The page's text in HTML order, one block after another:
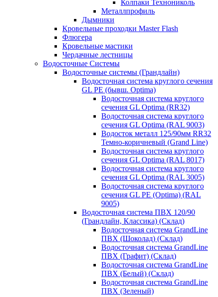
Колпаки Технониколь
Металлпрофиль
Дымники
Кровельные проходки Master Flash
Флюгера
Кровельные мастики
Чердачные лестницы
Водосточные Системы
Водосточные системы (Грандлайн)
Водосточная система круглого сечения
GL PE (бывш. Optima)
Водосточная система круглого
сечения GL Optima (RR32)
Водосточная система круглого
сечения GL Optima (RAL 9003)
Водосток металл 125/90мм RR32
Темно-коричневый (Grand Line)
Водосточная система круглого
сечения GL Optima (RAL 8017)
Водосточная система круглого
сечения GL Optima (RAL 3005)
Водосточная система круглого
сечения GL PE (Optima) (RAL
9005)
Водосточная система ПВХ 120/90
(Грандлайн, Классика) (Склад)
Водосточная система GrandLine
ПВХ (Шоколад) (Склад)
Водосточная система GrandLine
ПВХ (Графит) (Склад)
Водосточная система GrandLine
ПВХ (Белый) (Склад)
Водосточная система GrandLine
ПВХ (Зеленый)